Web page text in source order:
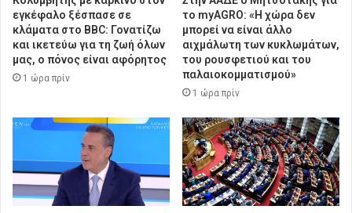
εγκέφαλο ξέσπασε σε
κλάματα στο BBC: Γονατίζω
και ικετεύω για τη ζωή όλων
μας, ο πόνος είναι αφόρητος
1 ώρα πρίν
το myAGRO: «Η χώρα δεν
μπορεί να είναι άλλο
αιχμάλωτη των κυκλωμάτων,
του ρουσφετιού και του
παλαιοκομματισμού»
1 ώρα πρίν